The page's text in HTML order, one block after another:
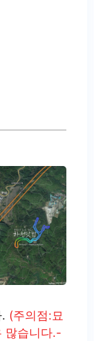
(주의점:묘
많습니다.-